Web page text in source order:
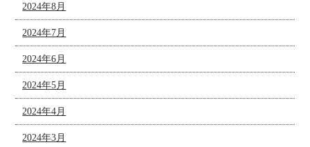
2024年8月
2024年7月
2024年6月
2024年5月
2024年4月
2024年3月